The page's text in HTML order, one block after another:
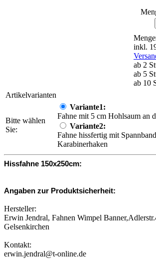
inkl.
ab 2
ab 5
ab 10
Artikelvarianten
Bitte wählen
Sie:
Variante1:
Fahne mit 5 cm Hohlsaum an
Variante2:
Fahne hissfertig mit
Karabinerhaken
Hissfahne 150x250cm:
Angaben zur Produktsicherheit:
Hersteller:
Erwin Jendral, Fahnen Wimpel
Gelsenkirchen
Kontakt:
erwin.jendral@t-online.de